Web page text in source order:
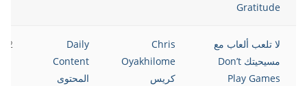
Gratitude
لا تلعب ألعاب مع
مسيحيتك Don’t
Play Games
Chris
Oyakhilome
كريس
Daily
Content
المحتوى